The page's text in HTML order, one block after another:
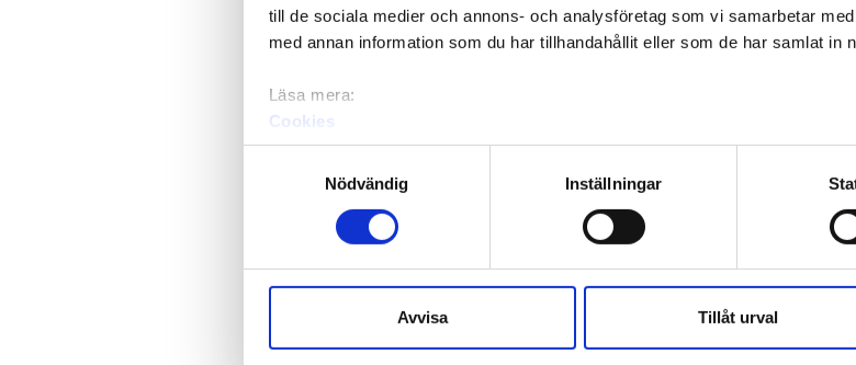
till de sociala medier och annons- och analysföretag som vi samarbetar
med annan information som du har tillhandahållit eller som de har samlat in
Läsa mera:
Cookies
Dataskydd och behandling av personuppgifter
Nödvändig
Inställningar
Avvisa Tillåt urval
driftavbrottet torsdagen 2.1.2025 kl. 08.00-14.55. Om du inte har kunnat sköta
kontakta den lokala arbetskraftsmyndigheten. Ärenden som inte kunnat skötas
Kontaktinformation till sysselsättningsområdena från 1.1.2025, på finska